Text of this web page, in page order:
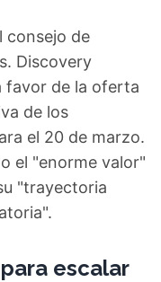
consejo de
Discovery
favor de la oferta
de los
el 20 de marzo.
el "enorme valor"
"trayectoria
escalar